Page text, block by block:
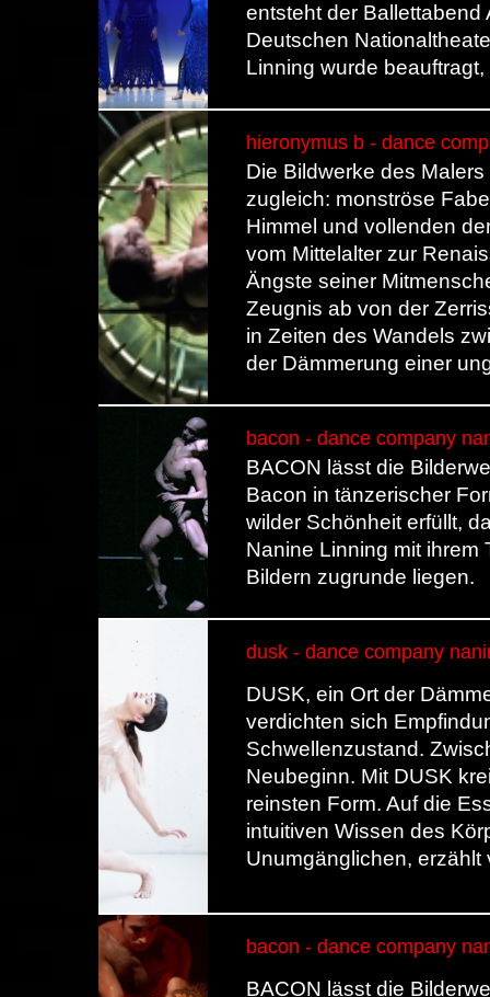
entsteht der
Deutschen
Linning wurde
hieronymus b - dance
Die Bildwerke des
zugleich: monströse
Himmel und vollenden
vom Mittelalter zur
Ängste seiner
Zeugnis ab von der
in Zeiten des Wandels
der Dämmerung einer
bacon - dance company
BACON lässt die
Bacon in tänzerischer
wilder Schönheit erfüllt,
Nanine Linning mit ihrem
Bildern zugrunde liegen.
dusk - dance company
DUSK, ein Ort der
verdichten sich
Schwellenzustand.
Neubeginn. Mit DUSK
reinsten Form. Auf die
intuitiven Wissen des
Unumgänglichen,
bacon - dance company
BACON lässt die